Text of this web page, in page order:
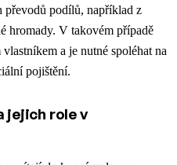
převodů podílů, například z
hromady. V takovém případě
a je nutné spoléhat na
pojištění.
jejich role v